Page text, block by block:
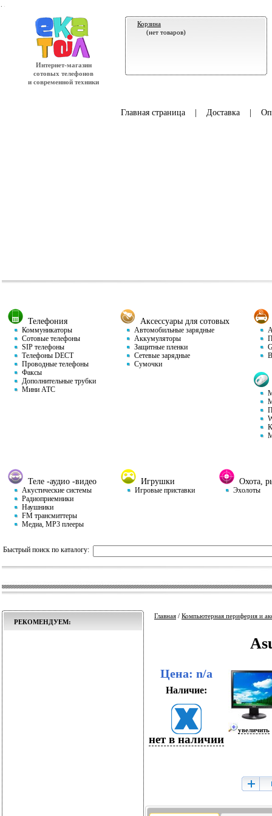
Интернет-магазин
сотовых телефонов
и современной техники
Корзина
(нет товаров)
Главная страница| Доставка|
Телефония
Коммуникаторы
Сотовые телефоны
SIP телефоны
Телефоны DECT
Проводные телефоны
Факсы
Дополнительные трубки
Мини АТС
Аксессуары для сотовых
Автомобильные зарядные
Аккумуляторы
Защитные пленки
Сетевые зарядные
Сумочки
Теле -аудио -видео
Акустические системы
Радиоприемники
Наушники
FM трансмиттеры
Медиа, MP3 плееры
Игрушки
Игровые приставки
Охота,
Эхолоты
Быстрый поиск по каталогу:
РЕКОМЕНДУЕМ:
Главная / Компьютерная периферия и
Цена: n/a
Наличие:
нет в наличии
увеличить